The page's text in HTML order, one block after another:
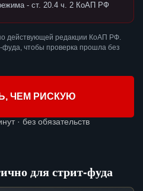
- ст. 20.4 ч. 2 КоАП РФ
действующей редакции КоАП РФ.
фуда, чтобы проверка прошла без
ЧЕМ РИСКУЮ
· без обязательств
для стрит-фуда